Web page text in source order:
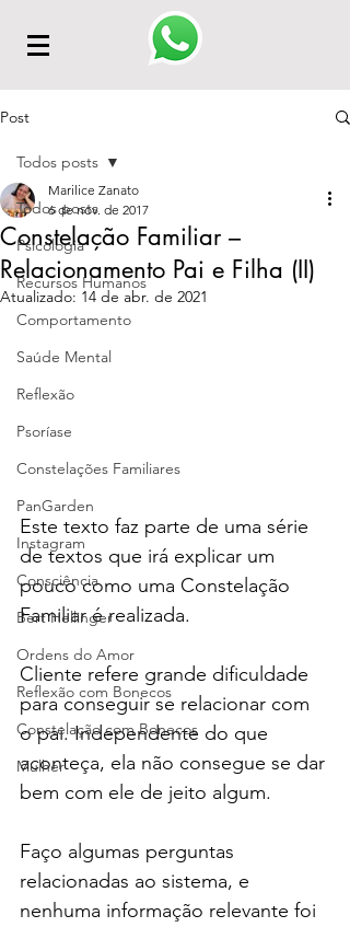
Post
Todos posts
Psicologia
Recursos Humanos
Comportamento
Saúde Mental
Reflexão
Psoríase
Constelações Familiares
PanGarden
Instagram
Consciência
Bert Hellinger
Ordens do Amor
Reflexão com Bonecos
Constelação com Bonecos
Mulher
Todos posts
Constelação Familiar –
Relacionamento Pai e Filha (II)
Marilice Zanato
6 de nov. de 2017
Atualizado: 14 de abr. de 2021
Este texto faz parte de uma série
de textos que irá explicar um
pouco como uma Constelação
Familiar é realizada.
Cliente refere grande dificuldade
para conseguir se relacionar com
o pai. Independente do que
aconteça, ela não consegue se dar
bem com ele de jeito algum.
Faço algumas perguntas
relacionadas ao sistema, e
nenhuma informação relevante foi